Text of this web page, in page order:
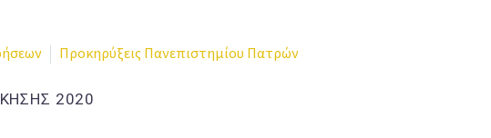
Προκηρύξεις Πανεπιστημίου Πατρών
2020